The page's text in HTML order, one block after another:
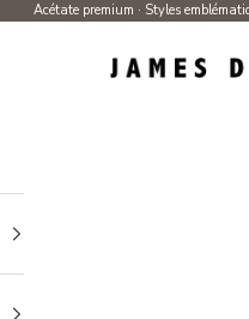
Acétate premium · Styles
James Dixon